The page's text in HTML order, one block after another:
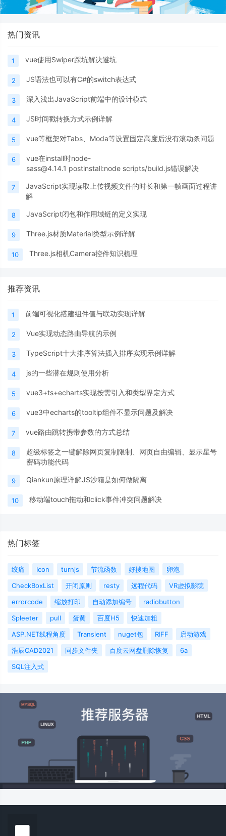
热门资讯
1 vue使用Swiper踩坑解决避坑
2 JS语法也可以有C#的switch表达式
3 深入浅出JavaScript前端中的设计模式
4 JS时间戳转换方式示例详解
5 vue等框架对Tabs、Moda等设置固定高度后没有滚动条问题
6
vue在install时node-
sass@4.14.1 postinstall:node scripts/build.js错误解决
7
JavaScript实现读取上传视频文件的时长和第一帧画面过程讲
解
8 JavaScript闭包和作用域链的定义实现
9 Three.js材质Material类型示例详解
10 Three.js相机Camera控件知识梳理
推荐资讯
1 前端可视化搭建组件值与联动实现详解
2 Vue实现动态路由导航的示例
3 TypeScript十大排序算法插入排序实现示例详解
4 js的一些潜在规则使用分析
5 vue3+ts+echarts实现按需引入和类型界定方式
6 vue3中echarts的tooltip组件不显示问题及解决
7 vue路由跳转携带参数的方式总结
8
超级标签之一键解除网页复制限制、网页自由编辑、显示星号
密码功能代码
9 Qiankun原理详解JS沙箱是如何做隔离
10 移动端touch拖动和click事件冲突问题解决
热门标签
绞痛 Icon turnjs 节流函数 好搜地图
卵泡
CheckBoxList
开闭原则 resty 远程代码
VR虚拟影院
errorcode
缩放打印 自动添加编号
radiobutton
Spleeter
pull 蛋黄 百度H5
快速加粗
ASP.NET线程角度
Transient nuget包 RIFF
启动游戏
浩辰CAD2021
同步文件夹 百度云网盘删除恢复
6a
SQL注入式